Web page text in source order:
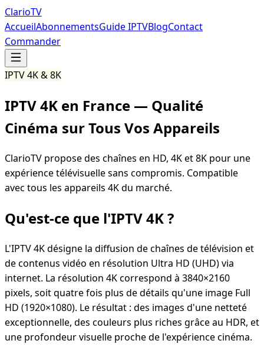
ClarioTV
AccueilAbonnementsGuide IPTVBlogContact
Commander
IPTV 4K & 8K
IPTV 4K en France — Qualité
Cinéma sur Tous Vos Appareils
ClarioTV propose des chaînes en HD, 4K et 8K pour une
expérience télévisuelle sans compromis. Compatible
avec tous les appareils 4K du marché.
Qu'est-ce que l'IPTV 4K ?
L'IPTV 4K désigne la diffusion de chaînes de télévision et
de contenus vidéo en résolution Ultra HD (UHD) via
internet. La résolution 4K correspond à 3840×2160
pixels, soit quatre fois plus de détails qu'une image Full
HD (1920×1080). Le résultat : des images d'une netteté
exceptionnelle, des couleurs plus riches grâce au HDR, et
une profondeur visuelle proche de l'expérience cinéma.